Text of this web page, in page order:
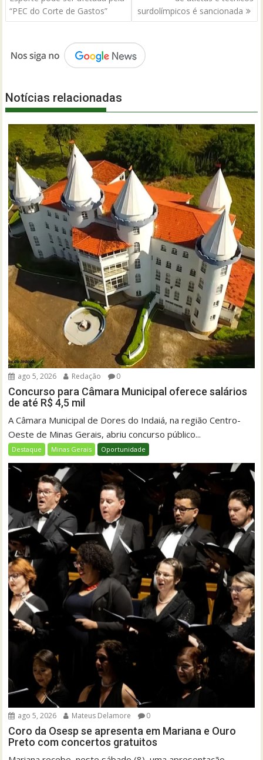
Post
“PEC do Corte de Gastos”
surdolímpicos é sancionada
Notícias relacionadas
ago 5, 2026 Redação 0
Concurso para Câmara Municipal oferece salários
de até R$ 4,5 mil
A Câmara Municipal de Dores do Indaiá, na região Centro-
Oeste de Minas Gerais, abriu concurso público...
Destaque Minas Gerais Oportunidade
ago 5, 2026 Mateus Delamore 0
Coro da Osesp se apresenta em Mariana e Ouro
Preto com concertos gratuitos